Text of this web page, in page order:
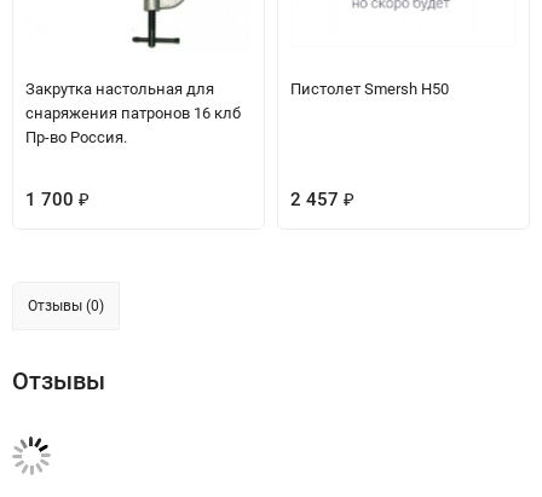
Закрутка настольная для
снаряжения патронов 16 клб
Пр-во Россия.
1 700 ₽
Пистолет Smersh H50
2 457 ₽
Отзывы (0)
Отзывы